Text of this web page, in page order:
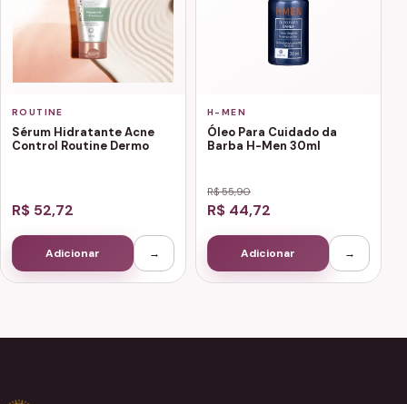
ROUTINE
Sérum Hidratante Acne
Control Routine Dermo
R$ 52,72
Adicionar →
H-MEN
Óleo Para Cuidado da
Barba H-Men 30ml
R$ 55,90
R$ 44,72
Adicionar →